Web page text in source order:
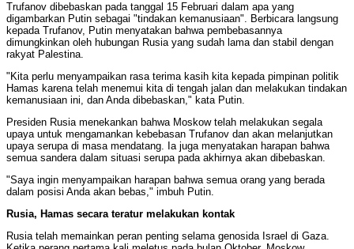
Trufanov dibebaskan pada tanggal 15 Februari dalam apa yang
digambarkan Putin sebagai "tindakan kemanusiaan". Berbicara langsung
kepada Trufanov, Putin menyatakan bahwa pembebasannya
dimungkinkan oleh hubungan Rusia yang sudah lama dan stabil dengan
rakyat Palestina.
"Kita perlu menyampaikan rasa terima kasih kita kepada pimpinan politik
Hamas karena telah menemui kita di tengah jalan dan melakukan tindakan
kemanusiaan ini, dan Anda dibebaskan," kata Putin.
Presiden Rusia menekankan bahwa Moskow telah melakukan segala
upaya untuk mengamankan kebebasan Trufanov dan akan melanjutkan
upaya serupa di masa mendatang. Ia juga menyatakan harapan bahwa
semua sandera dalam situasi serupa pada akhirnya akan dibebaskan.
"Saya ingin menyampaikan harapan bahwa semua orang yang berada
dalam posisi Anda akan bebas," imbuh Putin.
Rusia, Hamas secara teratur melakukan kontak
Rusia telah memainkan peran penting selama genosida Israel di Gaza.